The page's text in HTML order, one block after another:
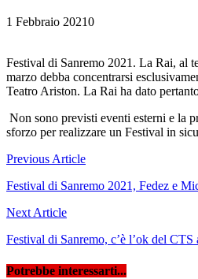
1 Febbraio 20210
Festival di Sanremo 2021. La Rai, al
marzo debba concentrarsi
Teatro Ariston. La Rai ha dato
Non sono previsti eventi esterni e la
sforzo per realizzare un Festival in
Navigazione
articoli
Previous Article
Festival di Sanremo 2021, Fedez e
Next Article
Festival di Sanremo, c’è l’ok del
Potrebbe interessarti...